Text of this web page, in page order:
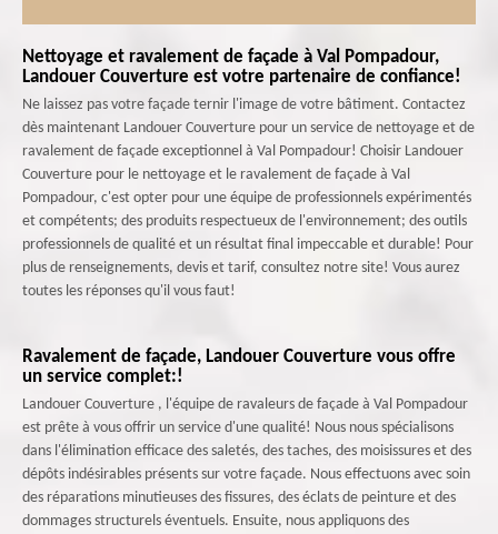
Nettoyage et ravalement de façade à Val Pompadour,
Landouer Couverture est votre partenaire de confiance!
Ne laissez pas votre façade ternir l'image de votre bâtiment. Contactez
dès maintenant Landouer Couverture pour un service de nettoyage et de
ravalement de façade exceptionnel à Val Pompadour! Choisir Landouer
Couverture pour le nettoyage et le ravalement de façade à Val
Pompadour, c'est opter pour une équipe de professionnels expérimentés
et compétents; des produits respectueux de l'environnement; des outils
professionnels de qualité et un résultat final impeccable et durable! Pour
plus de renseignements, devis et tarif, consultez notre site! Vous aurez
toutes les réponses qu'il vous faut!
Ravalement de façade, Landouer Couverture vous offre
un service complet:!
Landouer Couverture , l'équipe de ravaleurs de façade à Val Pompadour
est prête à vous offrir un service d'une qualité! Nous nous spécialisons
dans l'élimination efficace des saletés, des taches, des moisissures et des
dépôts indésirables présents sur votre façade. Nous effectuons avec soin
des réparations minutieuses des fissures, des éclats de peinture et des
dommages structurels éventuels. Ensuite, nous appliquons des